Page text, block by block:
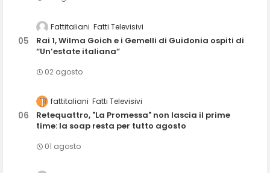
Fattitaliani Fatti Televisivi
Rai 1, Wilma Goich e i Gemelli di Guidonia ospiti di
“Un’estate italiana”
02 agosto
fattitaliani Fatti Televisivi
Retequattro, "La Promessa" non lascia il prime
time: la soap resta per tutto agosto
01 agosto